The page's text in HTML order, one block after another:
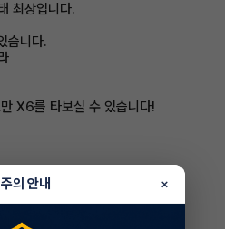
최상입니다.
습니다.
X6를 타보실 수 있습니다!
의 안내 ×